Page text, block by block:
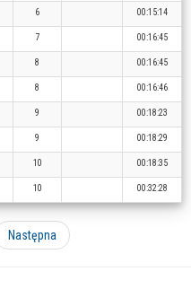
6 00:15:14
7 00:16:45
8 00:16:45
8 00:16:46
9 00:18:23
9 00:18:29
10 00:18:35
10 00:32:28
Następna